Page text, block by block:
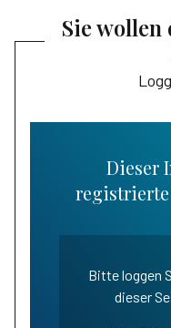
Sie
Dieser
Bitte loggen
dieser